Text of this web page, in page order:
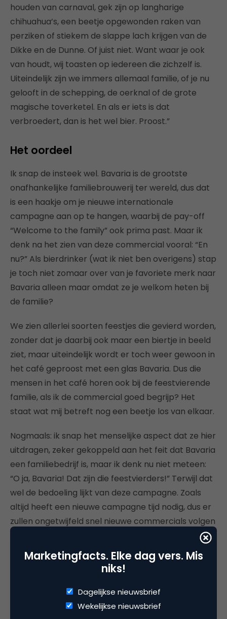
houden van carnaval, gek zijn op langharige
chihuahua’s, een beetje opgewonden raken van
perziken of stiekem de slappe lach krijgen van de
Dikke en de Dunne. Of juist niet. Want waar je ook
van houdt, wij toasten op iedereen die zichzelf is.
Uiteindelijk zijn we immers allemaal familie, of je nu
gelooft in de schepping, de oerknal of de grote
magische toverketel. En als er iets is dat
verbroedert, dan is het wel bier. Proost.”
Het oordeel
Ik snap de insteek wel. Bavaria is de grootste
onafhankelijke familiebrouwerij ter wereld, dus dat
is een haakje om je nieuwe internationale
campagne aan op te hangen, waarbij de pay-off
“Welcome to the family” ook prima past. Maar ik
denk na het zien van deze commercial vooral: “En
nu?” Als bierdrinker (wat ik niet ben overigens) stap
je toch niet zomaar over van je favoriete merk naar
Bavaria alleen maar omdat ze je welkom heten bij
de familie?
We zien allerlei soorten feestjes die gevierd worden,
zonder dat je daarbij ook maar een biertje in beeld
ziet, maar uiteindelijk wordt er toch weer gewoon in
het café geproost met een glas Bavaria. Dus die
mensen in het café horen ook bij de feestvierende
familie, als ik de commercial goed begrijp? Het
staat wat mij betreft nog een beetje los van elkaar.
Nogmaals: ik snap het menselijke aspect dat ze hier
uitdragen, zeker gekoppeld aan het feit dat Bavaria
een familiebedrijf is, maar ik denk nu niet meteen:
“O ja, Bavaria! Dat zijn die feestvierders!” Terwijl dat
wel de bedoeling lijkt van deze campagne. Zoals
altijd heeft een nieuwe campagne tijd nodig, dus er
zullen ongetwijfeld snel nieuwe commercials volgen
die de pay-off verder gaan laden. We wachten af…
Marketingfacts. Elke dag vers. Mis
niks!
Dagelijkse nieuwsbrief
Wekelijkse nieuwsbrief